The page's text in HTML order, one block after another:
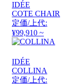
IDÉE
COTE CHAIR
定価/上代:
¥99,910 ~
IDÉE
COLLINA
定価/上代: